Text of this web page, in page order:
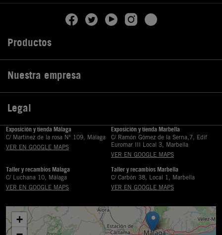
Productos
Nuestra empresa
Legal
Exposición y tienda Málaga
C/ Martinez de la rosa Nº 109, Málaga
VER EN GOOGLE MAPS
Exposición y tienda Marbella
C/ Ramón Gómez de la Serna,7, Edif
Euromar III Local 3, Marbella
VER EN GOOGLE MAPS
Taller y recambios Málaga
C/ Luchana 10, Málaga
VER EN GOOGLE MAPS
Taller y recambios Marbella
C/ Carbón 38, Local 1, Marbella
VER EN GOOGLE MAPS
+